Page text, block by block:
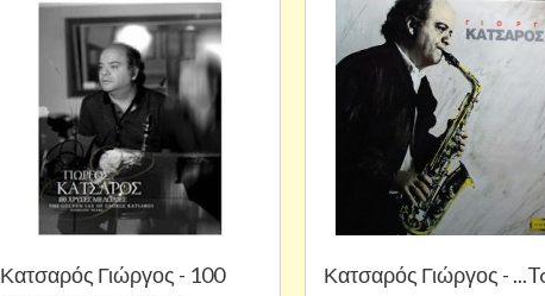
Κατσαρός Γιώργος - 100
Κατσαρός Γιώργος -